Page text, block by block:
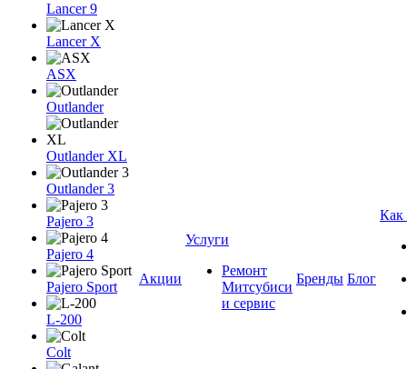
Lancer 9
Lancer X
ASX
Outlander
Outlander XL
Outlander 3
Pajero 3
Pajero 4
Pajero Sport
L-200
Colt
Акции
Услуги
Ремонт
Митсубиси
и сервис
Бренды Блог
Как